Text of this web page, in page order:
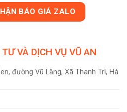
BÁO GIÁ ZALO
VÀ DỊCH VỤ VŨ AN
đường Vũ Lăng, Xã Thanh Trì, Hà